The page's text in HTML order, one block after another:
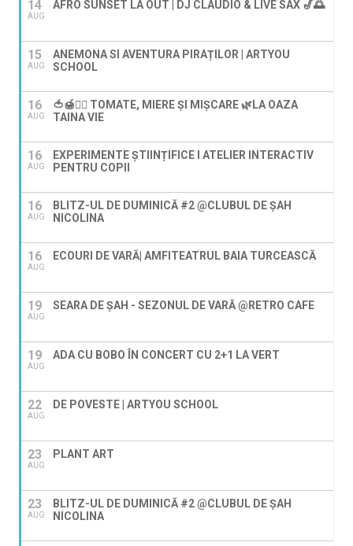
14
AUG
AFRO SUNSET LA OUT | DJ CLAUDIO & LIVE SAX 🎷🌅
15
AUG
ANEMONA SI AVENTURA PIRAȚILOR | ARTYOU
SCHOOL
16
AUG
🍅🍯🚶‍♀️ TOMATE, MIERE ȘI MIȘCARE 🌿LA OAZA
TAINA VIE
16
AUG
EXPERIMENTE ȘTIINȚIFICE I ATELIER INTERACTIV
PENTRU COPII
16
AUG
BLITZ-UL DE DUMINICĂ #2 @CLUBUL DE ȘAH
NICOLINA
16
AUG
ECOURI DE VARĂ| AMFITEATRUL BAIA TURCEASCĂ
19
AUG
SEARA DE ȘAH - SEZONUL DE VARĂ @RETRO CAFE
19
AUG
ADA CU BOBO ÎN CONCERT CU 2+1 LA VERT
22
AUG
DE POVESTE | ARTYOU SCHOOL
23
AUG
PLANT ART
23
AUG
BLITZ-UL DE DUMINICĂ #2 @CLUBUL DE ȘAH
NICOLINA